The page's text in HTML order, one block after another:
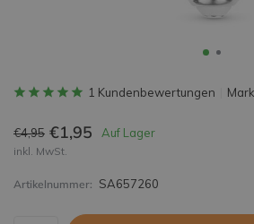
1 Kundenbewertungen
€4,95 €1,95 Auf Lager
inkl. MwSt.
Artikelnummer: SA657260